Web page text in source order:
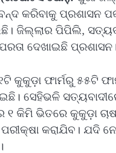
କରିବାକୁ ପ୍ରଶାସନ
ଜିଲ୍ଲାର ପିପିଲି,
ଦେଖାଇଛି
କୁକୁଡ଼ା ଫାର୍ମରୁ ୫୫ଟି
ସେହିଭଳି
କିମି ଭିତରେ କୁକୁଡ଼ା ଚାଷ
ପରୀକ୍ଷା କରାଯିବ।